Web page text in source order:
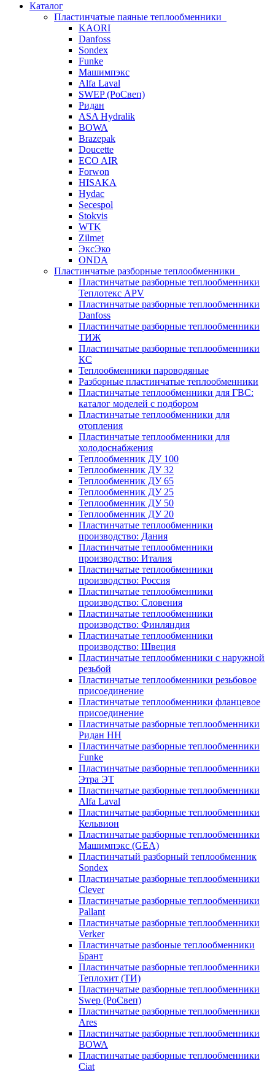
Каталог
Пластинчатые паяные теплообменники
KAORI
Danfoss
Sondex
Funke
Машимпэкс
Alfa Laval
SWEP (РоСвеп)
Ридан
ASA Hydralik
BOWA
Brazepak
Doucette
ECO AIR
Forwon
HISAKA
Hydac
Secespol
Stokvis
WTK
Zilmet
ЭксЭко
ONDA
Пластинчатые разборные теплообменники
Пластинчатые разборные теплообменники
Теплотекс APV
Пластинчатые разборные теплообменники
Danfoss
Пластинчатые разборные теплообменники
ТИЖ
Пластинчатые разборные теплообменники
КC
Теплообменники пароводяные
Разборные пластинчатые теплообменники
Пластинчатые теплообменники для ГВС:
каталог моделей с подбором
Пластинчатые теплообменники для
отопления
Пластинчатые теплообменники для
холодоснабжения
Теплообменник ДУ 100
Теплообменник ДУ 32
Теплообменник ДУ 65
Теплообменник ДУ 25
Теплообменник ДУ 50
Теплообменник ДУ 20
Пластинчатые теплообменники
производство: Дания
Пластинчатые теплообменники
производство: Италия
Пластинчатые теплообменники
производство: Россия
Пластинчатые теплообменники
производство: Словения
Пластинчатые теплообменники
производство: Финляндия
Пластинчатые теплообменники
производство: Швеция
Пластинчатые теплообменники с наружной
резьбой
Пластинчатые теплообменники резьбовое
присоединение
Пластинчатые теплообменники фланцевое
присоединение
Пластинчатые разборные теплообменники
Ридан НН
Пластинчатые разборные теплообменники
Funke
Пластинчатые разборные теплообменники
Этра ЭТ
Пластинчатые разборные теплообменники
Alfa Laval
Пластинчатые разборные теплообменники
Кельвион
Пластинчатые разборные теплообменники
Машимпэкс (GEA)
Пластинчатый разборный теплообменник
Sondex
Пластинчатые разборные теплообменники
Clever
Пластинчатые разборные теплообменники
Pallant
Пластинчатые разборные теплообменники
Verker
Пластинчатые разбоные теплообменники
Брант
Пластинчатые разборные теплообменники
Теплохит (ТИ)
Пластинчатые разборные теплообменники
Swep (РоСвеп)
Пластинчатые разборные теплообменники
Ares
Пластинчатые разборные теплообменники
BOWA
Пластинчатые разборные теплообменники
Ciat